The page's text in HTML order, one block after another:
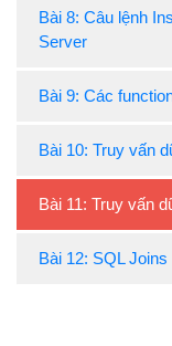
Bài 8: Câu lệnh
Server
Bài 9: Các
Bài 10: Truy vấn
Bài 11: Truy vấn
Bài 12: SQL Joins